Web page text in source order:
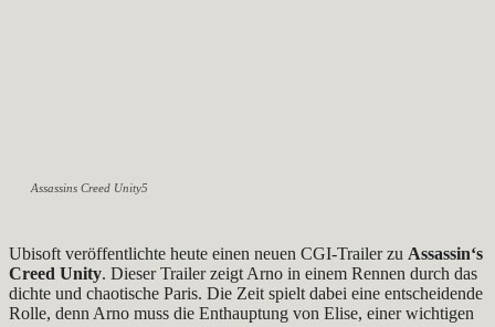
Assassins Creed Unity5
Ubisoft veröffentlichte heute einen neuen CGI-Trailer zu Assassin‘s
Creed Unity. Dieser Trailer zeigt Arno in einem Rennen durch das
dichte und chaotische Paris. Die Zeit spielt dabei eine entscheidende
Rolle, denn Arno muss die Enthauptung von Elise, einer wichtigen